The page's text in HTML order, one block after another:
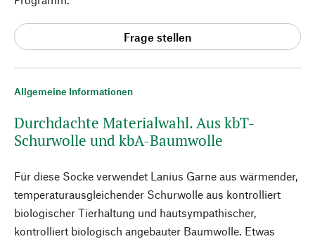
Allgemeine Informationen
Durchdachte Materialwahl. Aus kbT-
Schurwolle und kbA-Baumwolle
Für diese Socke verwendet Lanius Garne aus wärmender,
temperaturausgleichender Schurwolle aus kontrolliert
biologischer Tierhaltung und hautsympathischer,
kontrolliert biologisch angebauter Baumwolle. Etwas
Frage stellen